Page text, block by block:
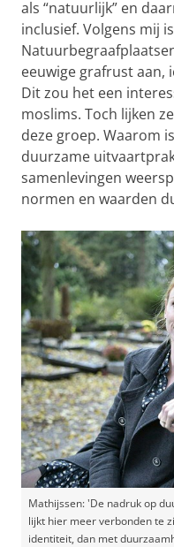
als “natuurlijk” en
inclusief. Volgens mij
eeuwige grafrust aan,
Dit zou het een
moslims. Toch lijken
deze groep. Waarom
duurzame
samenlevingen
normen en waarden
Mathijssen: 'De nadruk op
lijkt hier meer verbonden te
identiteit, dan met